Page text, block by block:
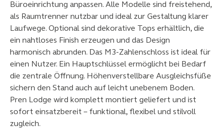
Büroeinrichtung anpassen. Alle Modelle sind freistehend,
als Raumtrenner nutzbar und ideal zur Gestaltung klarer
Laufwege. Optional sind dekorative Tops erhältlich, die
ein nahtloses Finish erzeugen und das Design
harmonisch abrunden. Das M3-Zahlenschloss ist ideal für
einen Nutzer. Ein Hauptschlüssel ermöglicht bei Bedarf
die zentrale Öffnung. Höhenverstellbare Ausgleichsfüße
sichern den Stand auch auf leicht unebenem Boden.
Pren Lodge wird komplett montiert geliefert und ist
sofort einsatzbereit – funktional, flexibel und stilvoll
zugleich.